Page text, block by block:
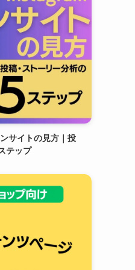
サイトの見方｜投
テップ